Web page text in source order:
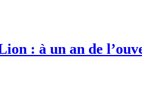
: à un an de